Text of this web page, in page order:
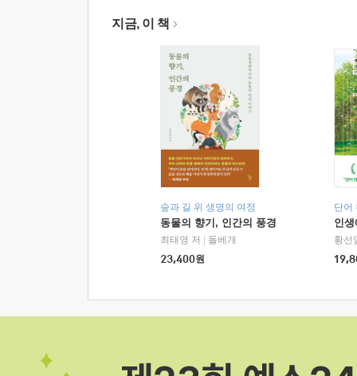
지금, 이 책
숲과 길 위 생명의 여정
동물의 향기, 인간의 풍경
최태영 저
돌베개
23,400원
단어
인
황선